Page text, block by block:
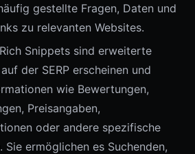
gestellte Fragen, Daten und
zu relevanten Websites.
Rich Snippets sind erweiterte
der SERP erscheinen und
wie Bewertungen,
Preisangaben,
oder andere spezifische
Sie ermöglichen es Suchenden,